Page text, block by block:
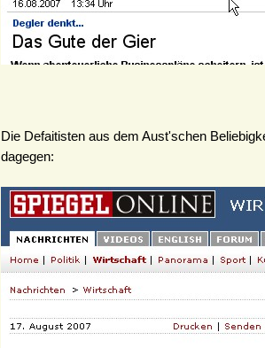
Die Defaitisten aus dem Aust'schen
dagegen: